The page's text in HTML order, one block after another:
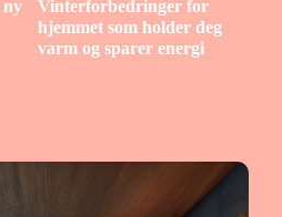
ny
Vinterforbedringer for
hjemmet som holder deg
varm og sparer energi